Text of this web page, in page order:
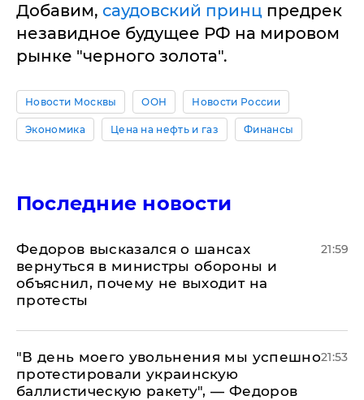
Добавим, саудовский принц предрек
незавидное будущее РФ на мировом
рынке "черного золота".
Новости Москвы ООН Новости России
Экономика Цена на нефть и газ Финансы
Последние новости
Федоров высказался о шансах
вернуться в министры обороны и
объяснил, почему не выходит на
протесты
21:59
​"В день моего увольнения мы успешно
протестировали украинскую
баллистическую ракету", — Федоров
21:53